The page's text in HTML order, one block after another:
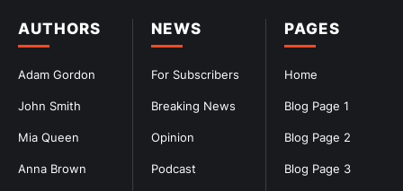
PAGES
Home
Blog Page 1
Blog Page 2
Blog Page 3
NEWS
For Subscribers
Breaking News
Opinion
Podcast
AUTHORS
Adam Gordon
John Smith
Mia Queen
Anna Brown